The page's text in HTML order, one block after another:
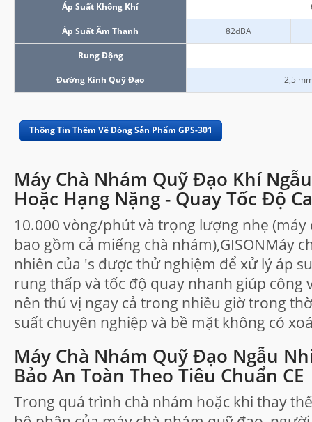
Áp Suất Không Khí
Áp Suất Âm Thanh 82dBA
Rung Động
Đường Kính Quỹ Đạo 2,5
Thông Tin Thêm Về Dòng Sản Phẩm GPS-301
Máy Chà Nhám Quỹ Đạo Khí
Hoặc Hạng Nặng - Quay Tốc Độ
10.000 vòng/phút và trọng lượng nhẹ (máy
bao gồm cả miếng chà nhám),GISONMáy
nhiên của 's được thử nghiệm để xử lý áp
rung thấp và tốc độ quay nhanh giúp công
nên thú vị ngay cả trong nhiều giờ trong
suất chuyên nghiệp và bề mặt không có
Máy Chà Nhám Quỹ Đạo Ngẫu
Bảo An Toàn Theo Tiêu Chuẩn CE
Trong quá trình chà nhám hoặc khi thay